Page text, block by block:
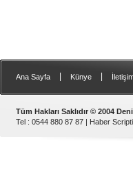
Ana Sayfa Künye
Tüm Hakları Saklıdır © 2004
Tel : 0544 880 87 87 | Haber Scripti